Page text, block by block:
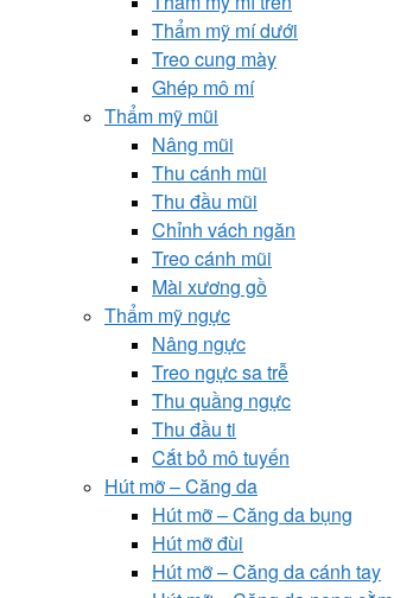
Thẩm mỹ mí dưới
Treo cung mày
Ghép mô mí
Thẩm mỹ mũi
Nâng mũi
Thu cánh mũi
Thu đầu mũi
Chỉnh vách ngăn
Treo cánh mũi
Mài xương gồ
Thẩm mỹ ngực
Nâng ngực
Treo ngực sa trễ
Thu quầng ngực
Thu đầu ti
Cắt bỏ mô tuyến
Hút mỡ – Căng da
Hút mỡ – Căng da bụng
Hút mỡ đùi
Hút mỡ – Căng da cánh tay